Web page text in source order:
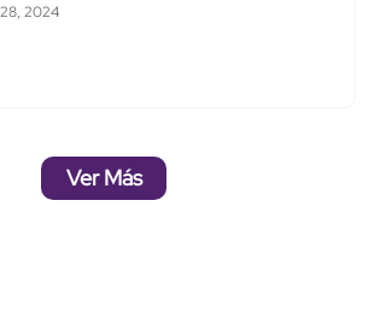
2024
Ver Más